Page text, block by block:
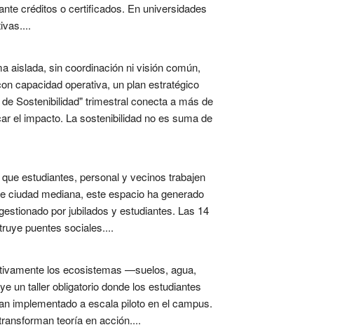
créditos o certificados. En universidades
aislada, sin coordinación ni visión común,
capacidad operativa, un plan estratégico
Sostenibilidad" trimestral conecta a más de
el impacto. La sostenibilidad no es suma de
estudiantes, personal y vecinos trabajen
ciudad mediana, este espacio ha generado
por jubilados y estudiantes. Las 14
puentes sociales....
los ecosistemas —suelos, agua,
un taller obligatorio donde los estudiantes
implementado a escala piloto en el campus.
teoría en acción....